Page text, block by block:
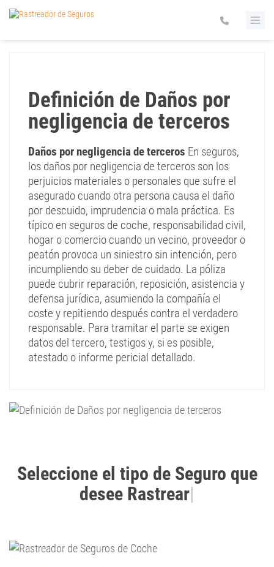
Definición de Daños por
negligencia de terceros
Daños por negligencia de terceros En seguros,
los daños por negligencia de terceros son los
perjuicios materiales o personales que sufre el
asegurado cuando otra persona causa el daño
por descuido, imprudencia o mala práctica. Es
típico en seguros de coche, responsabilidad civil,
hogar o comercio cuando un vecino, proveedor o
peatón provoca un siniestro sin intención, pero
incumpliendo su deber de cuidado. La póliza
puede cubrir reparación, reposición, asistencia y
defensa jurídica, asumiendo la compañía el
coste y repitiendo después contra el verdadero
responsable. Para tramitar el parte se exigen
datos del tercero, testigos y, si es posible,
atestado o informe pericial detallado.
Seleccione el tipo de Seguro que
desee Rastrear|